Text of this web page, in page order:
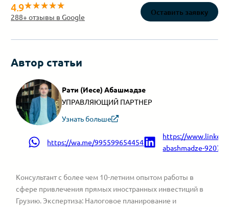
4.9
288+ отзывы в Google
Оставить заявку
Автор статьи
Рати (Иесе) Абашмадзе
УПРАВЛЯЮЩИЙ ПАРТНЕР
Узнать больше
https://wa.me/995599654454
https://
abashmadze-
Консультант с более чем 10-летним опытом работы в
сфере привлечения прямых иностранных инвестиций в
Грузию. Экспертиза: Налоговое планирование и